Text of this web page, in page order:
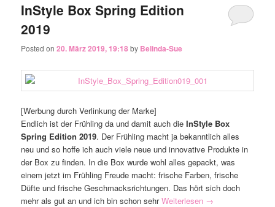
InStyle Box Spring Edition
2019
Posted on20. März 2019, 19:18by Belinda-Sue
[Werbung durch Verlinkung der Marke]
Endlich ist der Frühling da und damit auch die InStyle Box
Spring Edition 2019. Der Frühling macht ja bekanntlich alles
neu und so hoffe ich auch viele neue und innovative Produkte in
der Box zu finden. In die Box wurde wohl alles gepackt, was
einem jetzt im Frühling Freude macht: frische Farben, frische
Düfte und frische Geschmacksrichtungen. Das hört sich doch
mehr als gut an und ich bin schon sehrWeiterlesen →